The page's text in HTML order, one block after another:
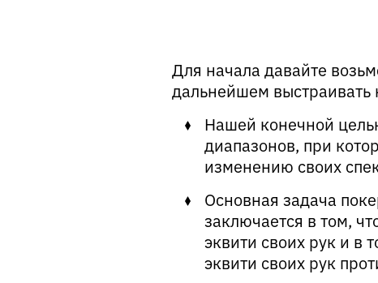
Для начала давайте
дальнейшем выстраивать
Нашей конечной
диапазонов, при
изменению своих
Основная задача
заключается в том,
эквити своих рук и в
эквити своих рук